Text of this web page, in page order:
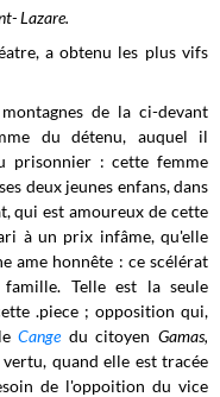
Lazare.
a obtenu les plus vifs
de la ci-devant
du détenu, auquel il
prisonnier : cette femme
deux jeunes enfans, dans
qui est amoureux de cette
à un prix infâme, qu'elle
ame honnête : ce scélérat
Telle est la seule
.piece ; opposition qui,
Cange du citoyenGamas,
quand elle est tracée
de l'oppoition du vice